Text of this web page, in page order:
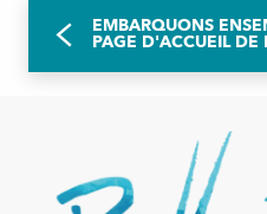
EMBARQUONS
PAGE D'ACCUEIL DE